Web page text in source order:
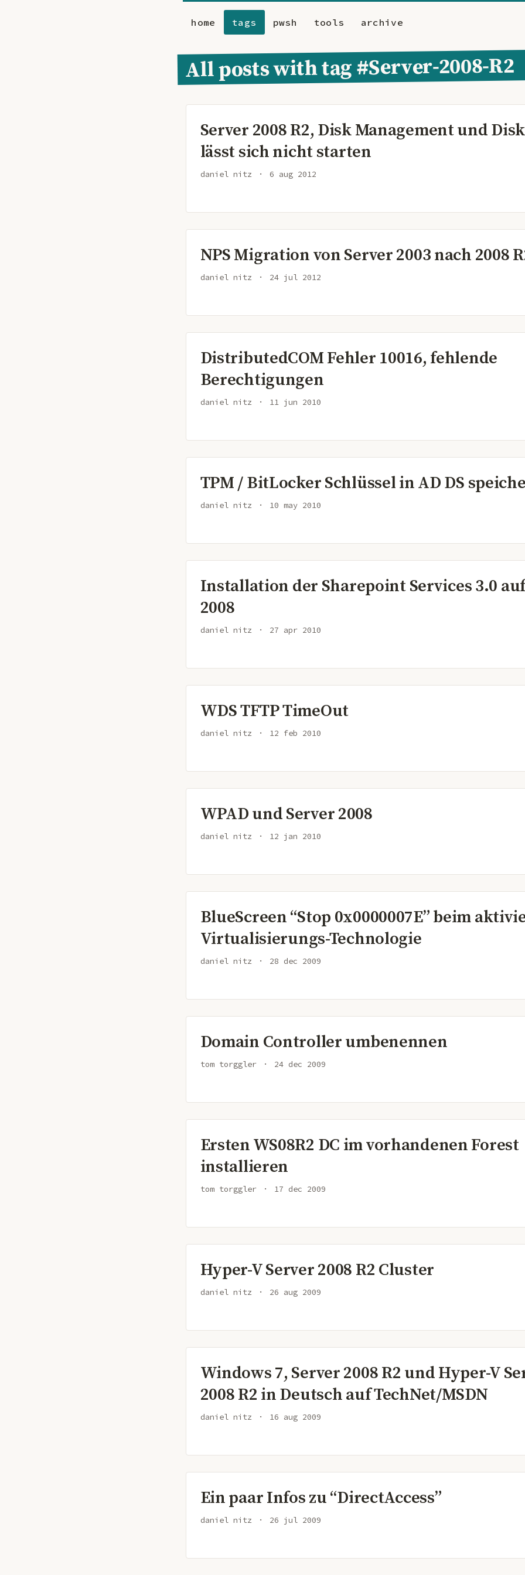
home tags pwsh tools archive
All posts with tag #Server-2008-R2
Server 2008 R2, Disk Management und
lässt sich nicht starten
daniel nitz 6 aug 2012
NPS Migration von Server 2003 nach 2008
daniel nitz 24 jul 2012
DistributedCOM Fehler 10016, fehlende
Berechtigungen
daniel nitz 11 jun 2010
TPM / BitLocker Schlüssel in AD DS
daniel nitz 10 may 2010
Installation der Sharepoint Services 3.0
2008
daniel nitz 27 apr 2010
WDS TFTP TimeOut
daniel nitz 12 feb 2010
WPAD und Server 2008
daniel nitz 12 jan 2010
BlueScreen “Stop 0x0000007E” beim
Virtualisierungs-Technologie
daniel nitz 28 dec 2009
Domain Controller umbenennen
tom torggler 24 dec 2009
Ersten WS08R2 DC im vorhandenen Forest
installieren
tom torggler 17 dec 2009
Hyper-V Server 2008 R2 Cluster
daniel nitz 26 aug 2009
Windows 7, Server 2008 R2 und Hyper-V
2008 R2 in Deutsch auf TechNet/MSDN
daniel nitz 16 aug 2009
Ein paar Infos zu “DirectAccess”
daniel nitz 26 jul 2009